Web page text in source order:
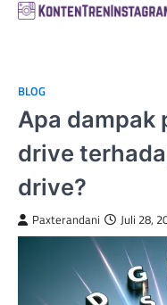
BLOG
Apa dampak
drive
drive?
Paxterandani Juli 28,